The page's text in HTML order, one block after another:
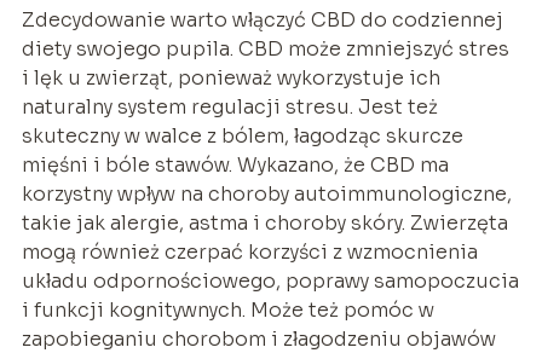
Zdecydowanie warto włączyć CBD do codziennej
diety swojego pupila. CBD może zmniejszyć stres
i lęk u zwierząt, ponieważ wykorzystuje ich
naturalny system regulacji stresu. Jest też
skuteczny w walce z bólem, łagodząc skurcze
mięśni i bóle stawów. Wykazano, że CBD ma
korzystny wpływ na choroby autoimmunologiczne,
takie jak alergie, astma i choroby skóry. Zwierzęta
mogą również czerpać korzyści z wzmocnienia
układu odpornościowego, poprawy samopoczucia
i funkcji kognitywnych. Może też pomóc w
zapobieganiu chorobom i złagodzeniu objawów